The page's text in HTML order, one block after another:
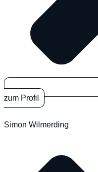
zum Profil
Simon Wilmerding